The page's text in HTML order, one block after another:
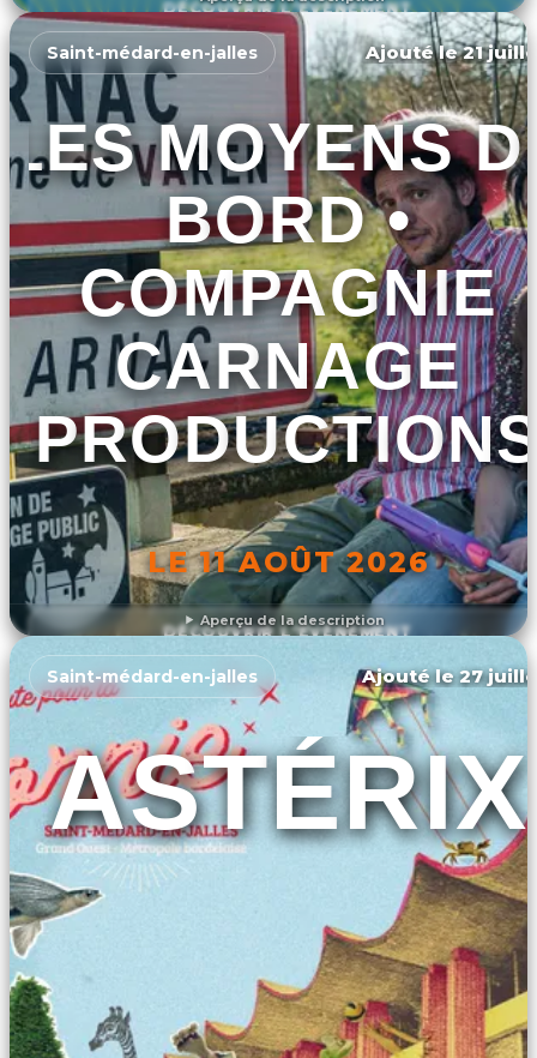
DÉCOUVRIR L'ÉVÉNEMENT
Aperçu de la description
Saint-médard-en-jalles Ajouté le 21
LES MOYENS
BORD •
COMPAGNIE
CARNAGE
LE 11 AOÛT 2026
DÉCOUVRIR L'ÉVÉNEMENT
Saint-médard-en-jalles Ajouté le 27
ASTÉRIX